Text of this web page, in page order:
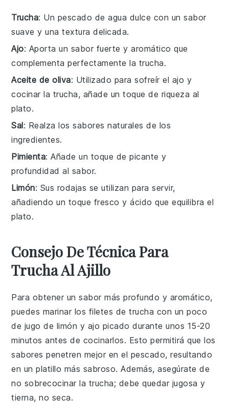
Trucha: Un pescado de agua dulce con un sabor
suave y una textura delicada.
Ajo: Aporta un sabor fuerte y aromático que
complementa perfectamente la trucha.
Aceite de oliva: Utilizado para sofreír el ajo y
cocinar la trucha, añade un toque de riqueza al
plato.
Sal: Realza los sabores naturales de los
ingredientes.
Pimienta: Añade un toque de picante y
profundidad al sabor.
Limón: Sus rodajas se utilizan para servir,
añadiendo un toque fresco y ácido que equilibra el
plato.
Consejo De Técnica Para
Trucha Al Ajillo
Para obtener un sabor más profundo y aromático,
puedes marinar los filetes de trucha con un poco
de jugo de limón y ajo picado durante unos 15-20
minutos antes de cocinarlos. Esto permitirá que los
sabores penetren mejor en el pescado, resultando
en un platillo más sabroso. Además, asegúrate de
no sobrecocinar la trucha; debe quedar jugosa y
tierna, no seca.